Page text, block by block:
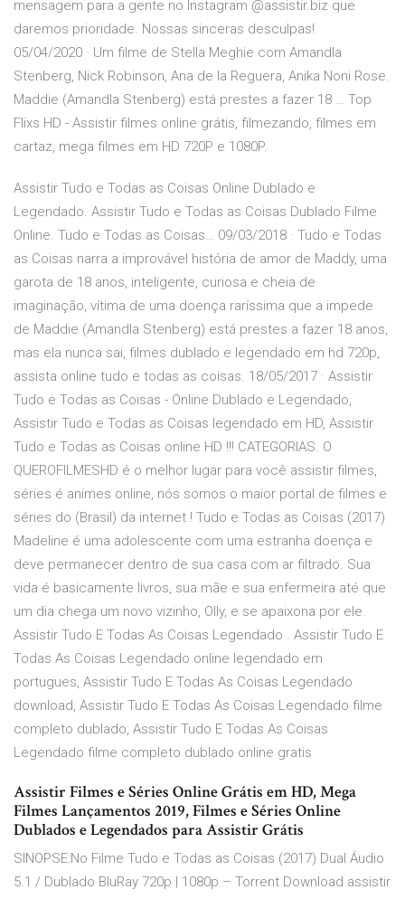
mensagem para a gente no Instagram @assistir.biz que
daremos prioridade. Nossas sinceras desculpas!
05/04/2020 · Um filme de Stella Meghie com Amandla
Stenberg, Nick Robinson, Ana de la Reguera, Anika Noni Rose.
Maddie (Amandla Stenberg) está prestes a fazer 18 … Top
Flixs HD - Assistir filmes online grátis, filmezando, filmes em
cartaz, mega filmes em HD 720P e 1080P.
Assistir Tudo e Todas as Coisas Online Dublado e
Legendado. Assistir Tudo e Todas as Coisas Dublado Filme
Online. Tudo e Todas as Coisas… 09/03/2018 · Tudo e Todas
as Coisas narra a improvável história de amor de Maddy, uma
garota de 18 anos, inteligente, curiosa e cheia de
imaginação, vítima de uma doença raríssima que a impede
de Maddie (Amandla Stenberg) está prestes a fazer 18 anos,
mas ela nunca sai, filmes dublado e legendado em hd 720p,
assista online tudo e todas as coisas. 18/05/2017 · Assistir
Tudo e Todas as Coisas - Online Dublado e Legendado,
Assistir Tudo e Todas as Coisas legendado em HD, Assistir
Tudo e Todas as Coisas online HD !!! CATEGORIAS. O
QUEROFILMESHD é o melhor lugar para você assistir filmes,
séries é animes online, nós somos o maior portal de filmes e
séries do (Brasil) da internet ! Tudo e Todas as Coisas (2017)
Madeline é uma adolescente com uma estranha doença e
deve permanecer dentro de sua casa com ar filtrado. Sua
vida é basicamente livros, sua mãe e sua enfermeira até que
um dia chega um novo vizinho, Olly, e se apaixona por ele.
Assistir Tudo E Todas As Coisas Legendado . Assistir Tudo E
Todas As Coisas Legendado online legendado em
portugues, Assistir Tudo E Todas As Coisas Legendado
download, Assistir Tudo E Todas As Coisas Legendado filme
completo dublado, Assistir Tudo E Todas As Coisas
Legendado filme completo dublado online gratis
Assistir Filmes e Séries Online Grátis em HD, Mega
Filmes Lançamentos 2019, Filmes e Séries Online
Dublados e Legendados para Assistir Grátis
SINOPSE:No Filme Tudo e Todas as Coisas (2017) Dual Áudio
5.1 / Dublado BluRay 720p | 1080p – Torrent Download assistir